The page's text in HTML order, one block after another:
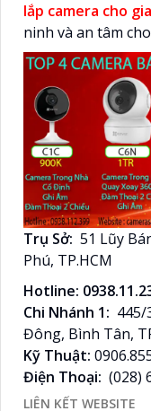
lắp camera cho
ninh và an tâm
Trụ Sở: 51 Lũy
Phú, TP.HCM
Hotline:
Chi Nhánh 1:
Đông, Bình Tân,
Kỹ Thuật:
Điện Thoại: (028)
LIÊN KẾT WEBSITE